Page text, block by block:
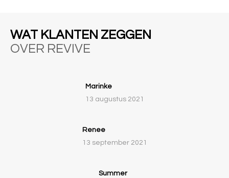
WAT KLANTEN ZEGGEN
OVER REVIVE
Marinke
13 augustus 2021
Renee
13 september 2021
Summer